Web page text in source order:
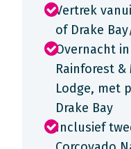
Vertrek
of Drake
Overnacht
Rainforest &
Lodge, met
Drake Bay
Inclusief